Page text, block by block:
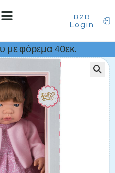
B2B
Login
με φόρεμα 40εκ.